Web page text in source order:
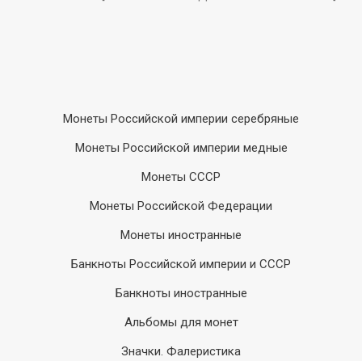
Монеты Российской империи серебряные
Монеты Российской империи медные
Монеты СССР
Монеты Российской Федерации
Монеты иностранные
Банкноты Российской империи и СССР
Банкноты иностранные
Альбомы для монет
Значки. Фалеристика